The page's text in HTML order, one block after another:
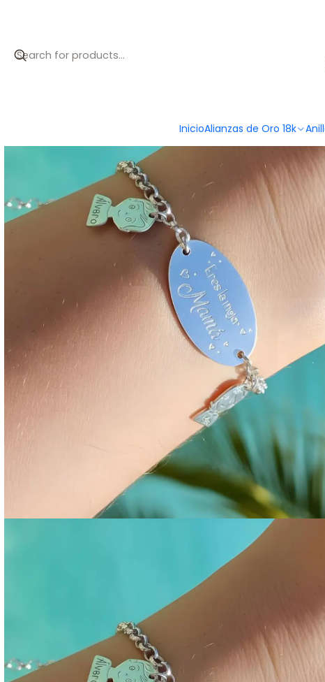
InicioAlianzas de Oro 18k